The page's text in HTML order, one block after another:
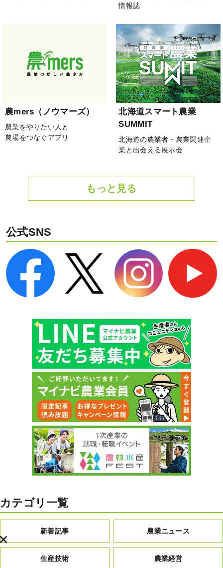
情報誌
農mers（ノウマーズ）
農業をやりたい人と
農場をつなぐアプリ
北海道スマート農業
SUMMIT
北海道の農業者・農業関連企
業と出会える展示会
もっと見る
公式SNS
カテゴリ一覧
新着記事 農業ニュース
生産技術 農業経営